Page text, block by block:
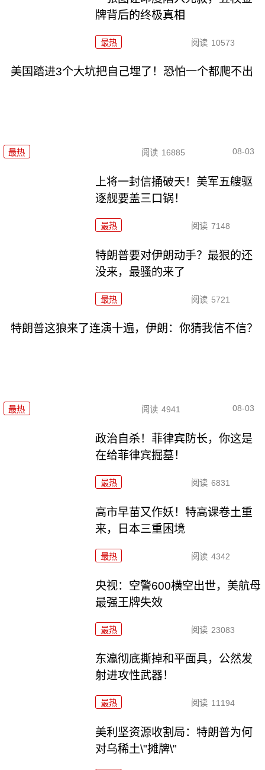
牌背后的终极真相
最热 阅读 10573
美国踏进3个大坑把自己埋了！恐怕一个都爬不出
最热 阅读 16885 08-03
上将一封信捅破天！美军五艘驱
逐舰要盖三口锅！
最热 阅读 7148
特朗普要对伊朗动手？最狠的还
没来，最骚的来了
最热 阅读 5721
特朗普这狼来了连演十遍，伊朗：你猜我信不信？
最热 阅读 4941 08-03
政治自杀！菲律宾防长，你这是
在给菲律宾掘墓！
最热 阅读 6831
高市早苗又作妖！特高课卷土重
来，日本三重困境
最热 阅读 4342
央视：空警600横空出世，美航母
最强王牌失效
最热 阅读 23083
东瀛彻底撕掉和平面具，公然发
射进攻性武器！
最热 阅读 11194
美利坚资源收割局：特朗普为何
对乌稀土\"摊牌\"